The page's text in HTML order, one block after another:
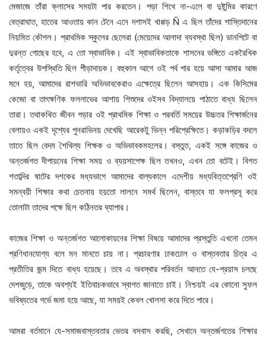
মেজাজে তাঁরা ক্লাসের সময়টা পার করতেন। পড়া শিখে না-এলে বা দুষ্টুমির কারণে
বেত্রাঘাত, হাতের আওতায় কান টেনে এনে দশাসই খাপ্পড় Ñ এ ছিল তাঁদের শাস্তিদানের
নিয়মিত কৌশল। প্রাথমিক স্কুলের ছেলেরা (মেয়েদের আলাদা ব্যবস্থা ছিল) ডানপিটে বা
দুরন্ত গোছের হবে, এ তো স্বাভাবিক। এই স্বাভাবিকতাকে শাসনের ভঙ্গিতে একরৈখিক
কর্তৃত্বের উপস্থিতি ছিল পীড়াদায়ক। বহুকাল আগে ওই পর্ব পার হয়ে আসা আমার আজ
মনে হয়, আমাদের রাশভারি অভিভাবকেরাও এক্ষেত্রে ছিলেন আসহায়। এক কিসিমের
কেজো বা তাৎক্ষণিক ফললাভের আশায় শিশুদের ওইসব বিদ্যালয়ে পাঠাতে বাধ্য ছিলেন
তারা। তথাকথিত জীবন গড়ার ওই প্রাথমিক শিক্ষা ও পরবর্তি সময়ের উচ্চতর শিক্ষার্জনের
বেলায়ও একই দৃশ্যের পুনরাভিনয় দেখেছি আরেকটু ভিন্ন পরিপ্রেক্ষিতে। কড়াকড়ির বদলে
তাতে ছিল বেদম শৈথিল্য শিক্ষক ও অভিভাবকমহলের। বস্তুত, একই সঙ্গে কাজের ও
অন্তর্জগত দীপায়নের শিক্ষা সময় ও ব্যয়সাপেক্ষ ছিল তখনও, এখন তো বটেই। বিগত
শতাব্দির ষাটের দশকের মধ্যভাগে আমাদের বাল্যকালে এদেশীয় মধ্যবিত্তশ্রেণি ওই
সমন্বয়ী শিক্ষার কথা চেতনায় হয়তো লালনে সমর্থ ছিলেন, বাস্তবে যা ফলপ্রসূ করে
তোলাটা তাদের পক্ষে ছিল কঠিনতর ব্যাপার।
কাজের শিক্ষা ও অন্তর্জগত আলোকায়নের শিক্ষা বিষয়ে আমাদের প্রস্তুতি এখনো তেমন
প্রণিধানযোগ্য বলে মন মানতে চায় না। প্রচারণার ঢাকঢোল ও বাস্তবতার চিত্র এ
প্রতীতির জন্ম দিতে বাধ্য হয়েছে। তবে এ অবস্থার পরিবর্তন আনতে যে-প্রয়াস চলছে
দেশজুড়ে, তাকে অবশ্যই ইতিবাচকভাবে স্বাগত জানাতে চাই। নিশ্চয়ই এর কোনো সুফল
ভবিষ্যতের গর্ভে জমা হয়ে আছে, যা সময়ই কেবল খোলসা করে দিতে পারে।
আমরা বর্তমানে যে-সমাজবাস্তবতার ভেতর বসবাস করছি, সেখানে অন্তর্জগতের শিক্ষার